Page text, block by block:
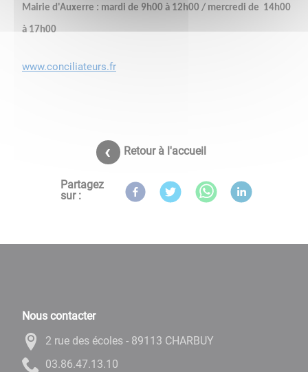
Mairie d'Auxerre : mardi de 9h00 à 12h00 / mercredi de 14h00
à 17h00
www.conciliateurs.fr
Retour à l'accueil
Partagez
sur :
Nous contacter
2 rue des écoles - 89113 CHARBUY
01.31.74.68.30